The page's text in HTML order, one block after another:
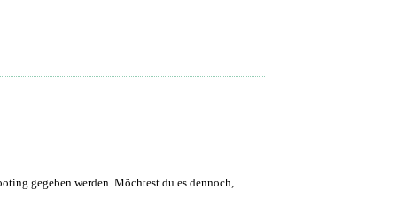
gegeben werden. Möchtest du es dennoch,